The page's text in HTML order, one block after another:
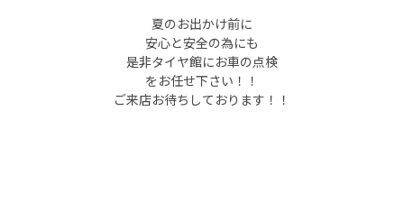
夏のお出かけ前に
安心と安全の為にも
是非タイヤ館にお車の点検
をお任せ下さい！！
ご来店お待ちしております！！